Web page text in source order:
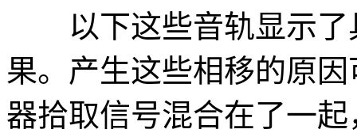
以下这些音轨显示了
果。产生这些相移的原
器拾取信号混合在了一